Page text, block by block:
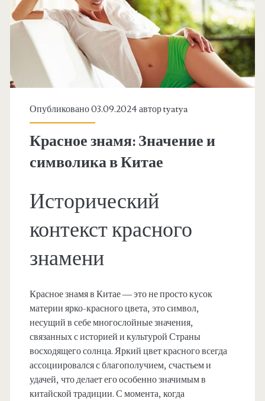
Опубликовано 03.09.2024 авторtyatya
Красное знамя: Значение и
символика в Китае
Исторический
контекст красного
знамени
Красное знамя в Китае — это не просто кусок
материи ярко-красного цвета, это символ,
несущий в себе многослойные значения,
связанных с историей и культурой Страны
восходящего солнца. Яркий цвет красного всегда
ассоциировался с благополучием, счастьем и
удачей, что делает его особенно значимым в
китайской традиции. С момента, когда